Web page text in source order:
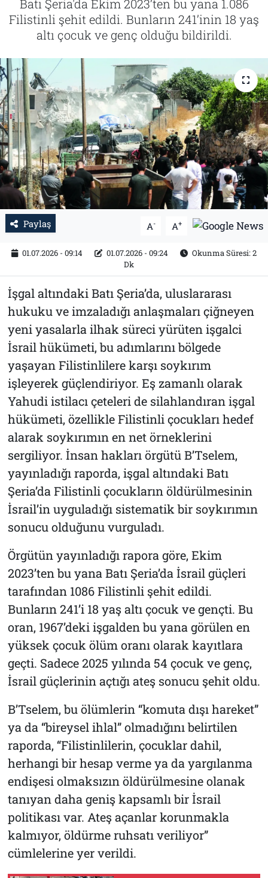
Batı Şeria'da Ekim 2023’ten bu yana 1.086
Filistinli şehit edildi. Bunların 241’inin 18 yaş
altı çocuk ve genç olduğu bildirildi.
Paylaş A- A+
01.07.2026 - 09:14 01.07.2026 - 09:24
Okunma Süresi: 2
Dk
İşgal altındaki Batı Şeria’da, uluslararası
hukuku ve imzaladığı anlaşmaları çiğneyen
yeni yasalarla ilhak süreci yürüten işgalci
İsrail hükümeti, bu adımlarını bölgede
yaşayan Filistinlilere karşı soykırım
işleyerek güçlendiriyor. Eş zamanlı olarak
Yahudi istilacı çeteleri de silahlandıran işgal
hükümeti, özellikle Filistinli çocukları hedef
alarak soykırımın en net örneklerini
sergiliyor. İnsan hakları örgütü B’Tselem,
yayınladığı raporda, işgal altındaki Batı
Şeria’da Filistinli çocukların öldürülmesinin
İsrail’in uyguladığı sistematik bir soykırımın
sonucu olduğunu vurguladı.
Örgütün yayınladığı rapora göre, Ekim
2023’ten bu yana Batı Şeria’da İsrail güçleri
tarafından 1086 Filistinli şehit edildi.
Bunların 241’i 18 yaş altı çocuk ve gençti. Bu
oran, 1967’deki işgalden bu yana görülen en
yüksek çocuk ölüm oranı olarak kayıtlara
geçti. Sadece 2025 yılında 54 çocuk ve genç,
İsrail güçlerinin açtığı ateş sonucu şehit oldu.
B’Tselem, bu ölümlerin “komuta dışı hareket”
ya da “bireysel ihlal” olmadığını belirtilen
raporda, “Filistinlilerin, çocuklar dahil,
herhangi bir hesap verme ya da yargılanma
endişesi olmaksızın öldürülmesine olanak
tanıyan daha geniş kapsamlı bir İsrail
politikası var. Ateş açanlar korunmakla
kalmıyor, öldürme ruhsatı veriliyor”
cümlelerine yer verildi.
Tarih
İletişim